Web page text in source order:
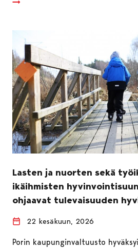
Lasten ja nuorten sekä
ikäihmisten
ohjaavat tulevaisuuden
22 kesäkuun, 2026
Porin kaupunginvaltuusto